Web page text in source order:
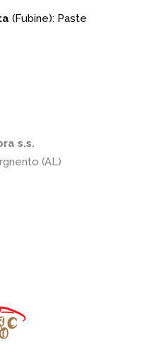
(Fubine): Paste
s.s.
(AL)